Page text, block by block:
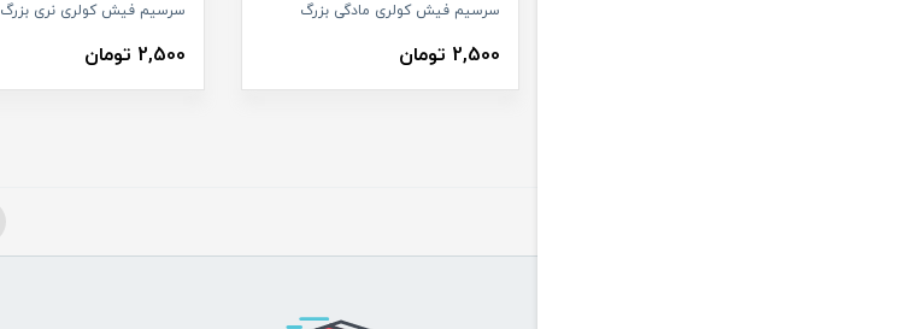
سرسیم فیش کولری مادگی بزرگ
2,500 تومان
سرسیم فیش کولری نری بزرگ
2,500 تومان